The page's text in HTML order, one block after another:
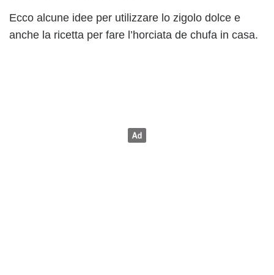
Ecco alcune idee per utilizzare lo zigolo dolce e
anche la ricetta per fare l’horciata de chufa in casa.